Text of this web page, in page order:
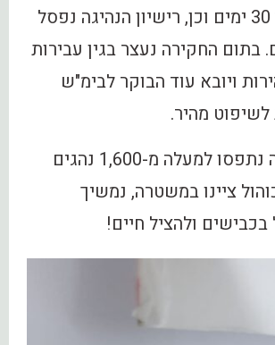
הושבת למשך 30 ימים וכן, רישיון הנהיגה נפסל
30 ימים. בתום החקירה נעצר בגין עבירות
ויובא עוד הבוקר לבימ"ש
מהיר.
מתחילת השנה נתפסו למעלה מ-1,600 נהגים
ציינו במשטרה, נמשיך
ולהציל חיים!